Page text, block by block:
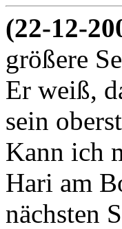
(22-12-
größere
Er weiß,
sein
Kann ich
Hari am
nächsten